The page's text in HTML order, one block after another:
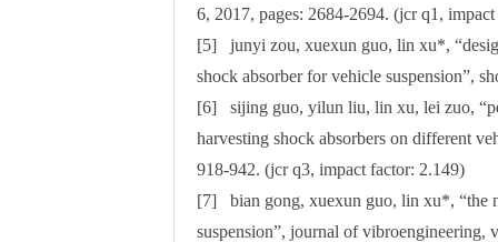
6, 2017, pages: 2684-2694. (jcr q1,
[5] junyi zou, xuexun guo, lin xu*,
shock absorber for vehicle suspension”,
[6] sijing guo, yilun liu, lin xu, lei zuo,
harvesting shock absorbers on different
918-942. (jcr q3, impact factor: 2.149)
[7] bian gong, xuexun guo, lin xu*, “the
suspension”, journal of vibroengineering,